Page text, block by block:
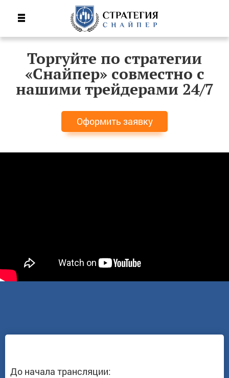
Торгуйте по стратегии
«Снайпер» совместно с
нашими трейдерами 24/7
Оформить заявку
До начала трансляции: